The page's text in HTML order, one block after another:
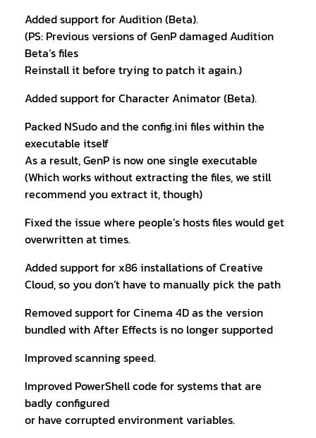
Added support for Audition (Beta).
(PS: Previous versions of GenP damaged Audition
Beta’s files
Reinstall it before trying to patch it again.)
Added support for Character Animator (Beta).
Packed NSudo and the config.ini files within the
executable itself
As a result, GenP is now one single executable
(Which works without extracting the files, we still
recommend you extract it, though)
Fixed the issue where people’s hosts files would get
overwritten at times.
Added support for x86 installations of Creative
Cloud, so you don’t have to manually pick the path
Removed support for Cinema 4D as the version
bundled with After Effects is no longer supported
Improved scanning speed.
Improved PowerShell code for systems that are
badly configured
or have corrupted environment variables.